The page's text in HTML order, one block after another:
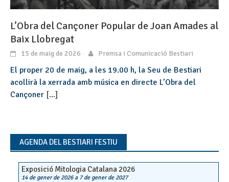
L’Obra del Cançoner Popular de Joan Amades al
Baix Llobregat
15 de maig de 2026 Premsa i Comunicació Bestiari
El proper 20 de maig, a les 19.00 h, la Seu de Bestiari
acollirà la xerrada amb música en directe L’Obra del
Cançoner [...]
AGENDA DEL BESTIARI FESTIU
Exposició Mitologia Catalana 2026
14 de gener de 2026a 7 de gener de 2027